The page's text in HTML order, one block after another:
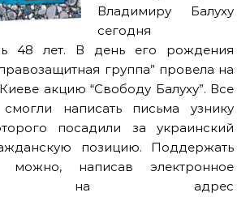
Владимиру Балуху
сегодня
48 лет. В день его рождения
группа” провела на
акцию “Свободу Балуху”. Все
написать письма узнику
посадили за украинский
позицию. Поддержать
можно, написав электронное
на адрес